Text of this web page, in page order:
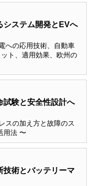
システム開発とEVへ
への応用技術、自動車
ト、適用効果、欧州の
試験と安全性設計へ
スの加え方と故障のス
用法 〜
技術とバッテリーマ